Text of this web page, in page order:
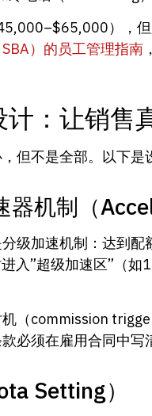
），
）的员工管理指南
：让销售
但不是全部。以下是
机制（
级加速机制：达到
入”超级加速区”（
（commission
必须在雇用合同中写
Setting）